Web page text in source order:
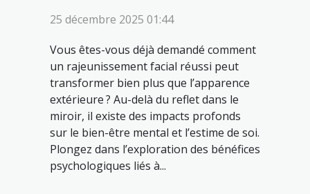
25 décembre 2025 01:44
Vous êtes-vous déjà demandé comment
un rajeunissement facial réussi peut
transformer bien plus que l’apparence
extérieure ? Au-delà du reflet dans le
miroir, il existe des impacts profonds
sur le bien-être mental et l’estime de soi.
Plongez dans l’exploration des bénéfices
psychologiques liés à...